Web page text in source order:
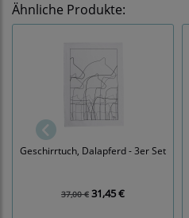
Ähnliche Produkte:
Geschirrtuch, Dalapferd - 3er Set
37,00 € 31,45 €